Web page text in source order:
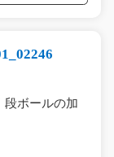
段ボールの加